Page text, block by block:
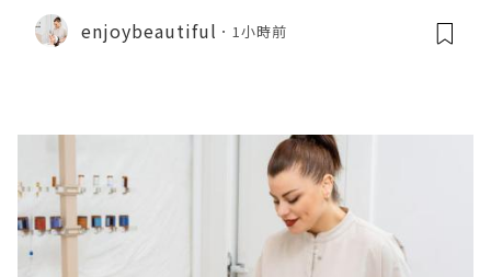
enjoybeautiful 1小時前